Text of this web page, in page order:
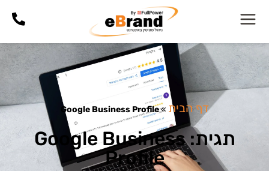
דף הבית »
Google Business Profile
תגית: Google Business
Profile